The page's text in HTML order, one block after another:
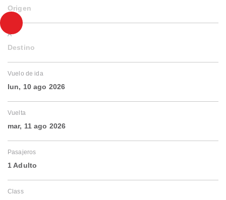
Origen
A
Destino
Vuelo de ida
lun, 10 ago 2026
Vuelta
mar, 11 ago 2026
Pasajeros
1 Adulto
Class